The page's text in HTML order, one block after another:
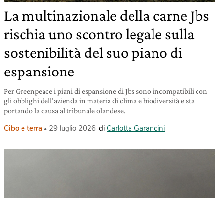
La multinazionale della carne Jbs
rischia uno scontro legale sulla
sostenibilità del suo piano di
espansione
Per Greenpeace i piani di espansione di Jbs sono incompatibili con
gli obblighi dell’azienda in materia di clima e biodiversità e sta
portando la causa al tribunale olandese.
Cibo e terra 29 luglio 2026 di Carlotta Garancini